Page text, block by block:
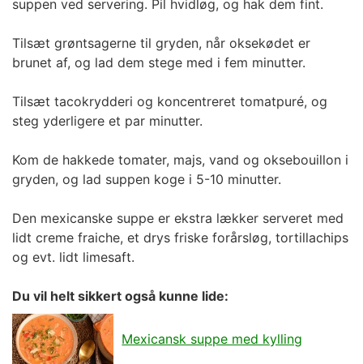
suppen ved servering. Pil hvidløg, og hak dem fint.
Tilsæt grøntsagerne til gryden, når oksekødet er
brunet af, og lad dem stege med i fem minutter.
Tilsæt tacokrydderi og koncentreret tomatpuré, og
steg yderligere et par minutter.
Kom de hakkede tomater, majs, vand og oksebouillon i
gryden, og lad suppen koge i 5-10 minutter.
Den mexicanske suppe er ekstra lækker serveret med
lidt creme fraiche, et drys friske forårsløg, tortillachips
og evt. lidt limesaft.
Du vil helt sikkert også kunne lide:
Mexicansk suppe med kylling